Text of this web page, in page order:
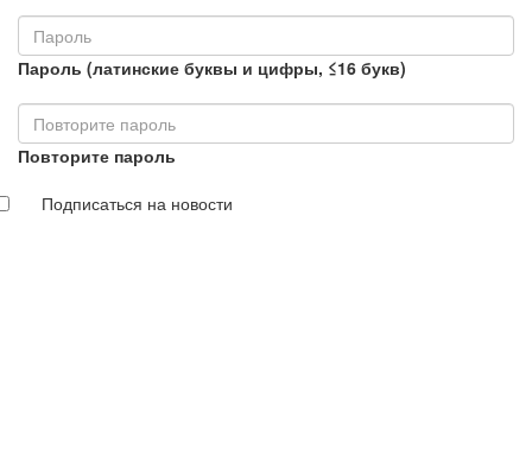
Пароль (латинские буквы и цифры, ≤16 букв)
Повторите пароль
Подписаться на новости